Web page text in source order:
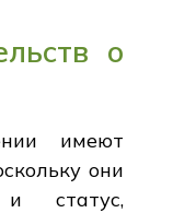
о
имеют
они
и статус,